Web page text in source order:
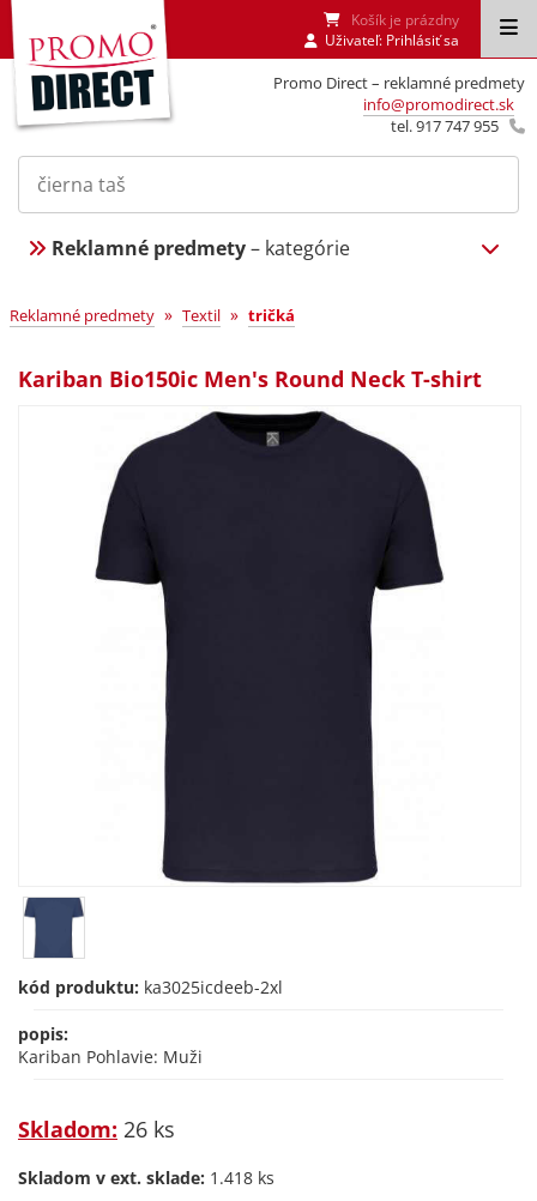
Promo Direct – reklamné predmety
info@promodirect.sk
tel. 917 747 955
Košík je prázdny
Uživateľ: Prihlásiť sa
Reklamné predmety– kategórie
Reklamné predmety » Textil » tričká
Kariban Bio150ic Men's Round Neck T-shirt
kód produktu: ka3025icdeeb-2xl
popis:
Kariban Pohlavie: Muži
Skladom: 26 ks
Skladom v ext. sklade: 1.418 ks